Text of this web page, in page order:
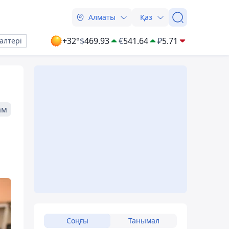
Алматы Қаз
+32°$469.93 €541.64 ₽5.71
Соңғы Танымал